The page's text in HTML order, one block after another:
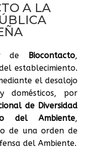
A LA
de Biocontacto,
establecimiento.
el desalojo
domésticos, por
de Diversidad
del Ambiente,
de una orden de
del Ambiente.